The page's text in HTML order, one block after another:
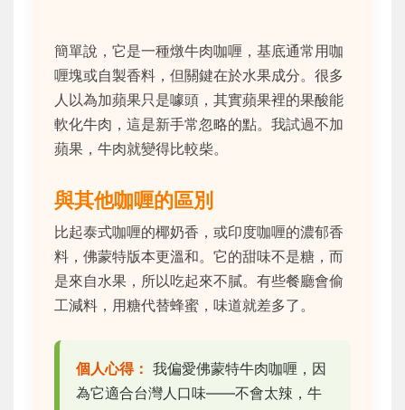
簡單說，它是一種燉牛肉咖喱，基底通常用咖
喱塊或自製香料，但關鍵在於水果成分。很多
人以為加蘋果只是噱頭，其實蘋果裡的果酸能
軟化牛肉，這是新手常忽略的點。我試過不加
蘋果，牛肉就變得比較柴。
與其他咖喱的區別
比起泰式咖喱的椰奶香，或印度咖喱的濃郁香
料，佛蒙特版本更溫和。它的甜味不是糖，而
是來自水果，所以吃起來不膩。有些餐廳會偷
工減料，用糖代替蜂蜜，味道就差多了。
個人心得： 我偏愛佛蒙特牛肉咖喱，因
為它適合台灣人口味——不會太辣，牛